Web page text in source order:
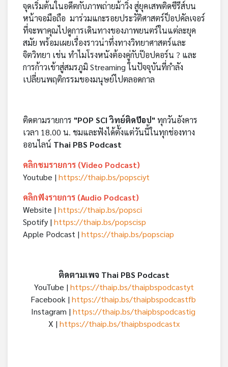
จุดเริ่มต้นในอดีตกับภาพถ่ายม้าวิ่ง สู่ยุคเสพติดซีรีส์บน
หน้าจอมือถือ มาร่วมแกะรอยประวัติศาสตร์ป็อปคัลเจอร์
ที่จะพาคุณไปดูการเดินทางของภาพยนตร์ในแต่ละยุค
สมัย พร้อมเผยเรื่องราวน่าทึ่งทางวิทยาศาสตร์และ
จิตวิทยา เช่น ทำไมโรงหนังต้องคู่กับป๊อปคอร์น ? และ
การก้าวเข้าสู่สมรภูมิ Streaming ในปัจจุบันที่กำลัง
เปลี่ยนพฤติกรรมของมนุษย์ไปตลอดกาล
ติดตามรายการ "POP SCI วิทย์ติดป๊อป" ทุกวันอังคาร
เวลา 18.00 น. ชมและฟังได้ตั้งแต่วันนี้ในทุกช่องทาง
ออนไลน์ Thai PBS Podcast
คลิกชมรายการ (Video Podcast)
Youtube | https://thaip.bs/popsciyt
คลิกฟังรายการ (Audio Podcast)
Website | https://thaip.bs/popsci
Spotify | https://thaip.bs/popscisp
Apple Podcast | https://thaip.bs/popsciap
ติดตามเพจ Thai PBS Podcast
YouTube | https://thaip.bs/thaipbspodcastyt
Facebook | https://thaip.bs/thaipbspodcastfb
Instagram | https://thaip.bs/thaipbspodcastig
X | https://thaip.bs/thaipbspodcastx